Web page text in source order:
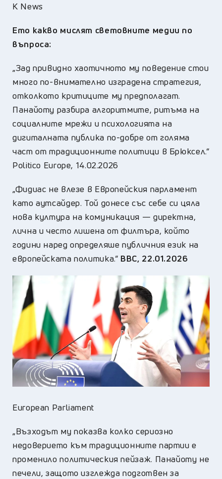
K News
Ето какво мислят световните медии по
въпроса:
„Зад привидно хаотичното му поведение стои
много по-внимателно изградена стратегия,
отколкото критиците му предполагат.
Панайоту разбира алгоритмите, ритъма на
социалните мрежи и психологията на
дигиталната публика по-добре от голяма
част от традиционните политици в Брюксел.“
Politico Europe, 14.02.2026
„Фидиас не влезе в Европейския парламент
като аутсайдер. Той донесе със себе си цяла
нова култура на комуникация — директна,
лична и често лишена от филтъра, който
години наред определяше публичния език на
европейската политика.“ BBC, 22.01.2026
European Parliament
„Възходът му показва колко сериозно
недоверието към традиционните партии е
променило политическия пейзаж. Панайоту не
печели, защото изглежда подготвен за